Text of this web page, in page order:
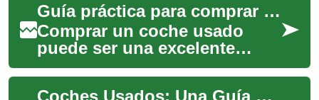
Guía práctica para comprar un coche usado con seguridad
Comprar un coche usado
puede ser una excelente
forma de ahorrar sin
renunciar a calidad. Esta guía
Coches Usados: Una Guía Completa para Compradores Inteligentes